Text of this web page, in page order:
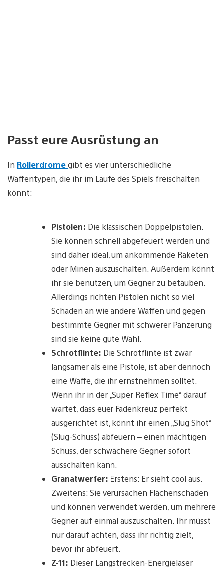
Passt eure Ausrüstung an
In Rollerdromegibt es vier unterschiedliche
Waffentypen, die ihr im Laufe des Spiels freischalten
könnt:
Pistolen: Die klassischen Doppelpistolen.
Sie können schnell abgefeuert werden und
sind daher ideal, um ankommende Raketen
oder Minen auszuschalten. Außerdem könnt
ihr sie benutzen, um Gegner zu betäuben.
Allerdings richten Pistolen nicht so viel
Schaden an wie andere Waffen und gegen
bestimmte Gegner mit schwerer Panzerung
sind sie keine gute Wahl.
Schrotflinte: Die Schrotflinte ist zwar
langsamer als eine Pistole, ist aber dennoch
eine Waffe, die ihr ernstnehmen solltet.
Wenn ihr in der „Super Reflex Time“ darauf
wartet, dass euer Fadenkreuz perfekt
ausgerichtet ist, könnt ihr einen „Slug Shot“
(Slug-Schuss) abfeuern – einen mächtigen
Schuss, der schwächere Gegner sofort
ausschalten kann.
Granatwerfer: Erstens: Er sieht cool aus.
Zweitens: Sie verursachen Flächenschaden
und können verwendet werden, um mehrere
Gegner auf einmal auszuschalten. Ihr müsst
nur darauf achten, dass ihr richtig zielt,
bevor ihr abfeuert.
Z-11: Dieser Langstrecken-Energielaser